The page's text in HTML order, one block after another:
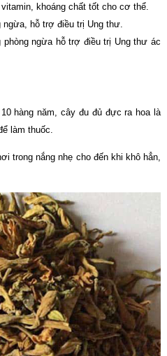
khoáng chất tốt cho cơ thể.
ngừa, hỗ trợ điều trị Ung thư.
ngừa hỗ trợ điều trị Ung thư ác
hàng năm, cây đu đủ đực ra hoa là
làm thuốc.
trong nắng nhẹ cho đến khi khô hẳn,